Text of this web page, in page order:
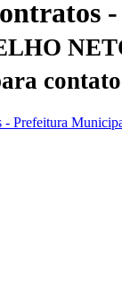
- Prefeitura